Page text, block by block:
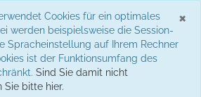
×
Cookies für ein optimales
werden beispielsweise die Session-
Spracheinstellung auf Ihrem Rechner
ist der Funktionsumfang des
Sind Sie damit nicht
Sie bitte hier.